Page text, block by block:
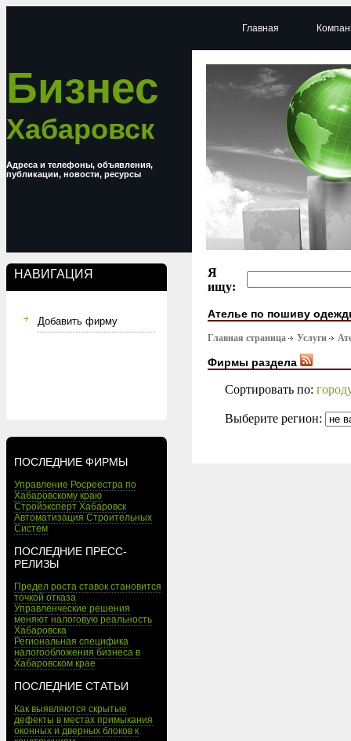
Бизнес
Хабаровск
Адреса и телефоны, объявления,
публикации, новости, ресурсы
НАВИГАЦИЯ
Добавить фирму
ПОСЛЕДНИЕ ФИРМЫ
Управление Росреестра по
Хабаровскому краю
Стройэксперт Хабаровск
Автоматизация Строительных
Систем
ПОСЛЕДНИЕ ПРЕСС-
РЕЛИЗЫ
Предел роста ставок становится
точкой отказа
Управленческие решения
меняют налоговую реальность
Хабаровска
Региональная специфика
налогообложения бизнеса в
Хабаровском крае
ПОСЛЕДНИЕ СТАТЬИ
Как выявляются скрытые
дефекты в местах примыкания
оконных и дверных блоков к
Главная
Я
ищу:
Ателье по пошиву
Главная страница Услуги
Фирмы раздела
Сортировать по:
Выберите регион: